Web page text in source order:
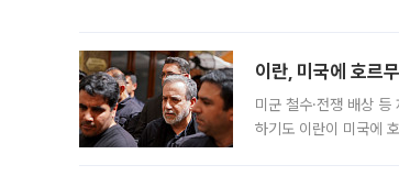
이란, 미국에 호르
미군 철수·전쟁 배상
하기도 이란이 미국에